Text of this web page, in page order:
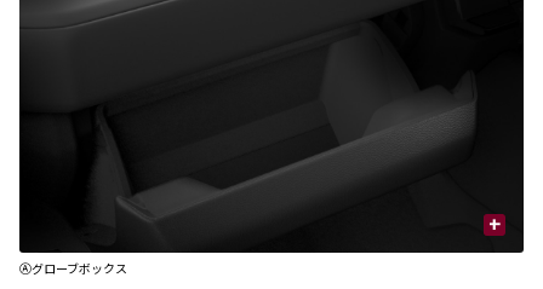
+
Ⓐグローブボックス